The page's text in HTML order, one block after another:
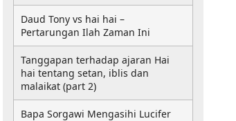
Daud Tony vs hai hai –
Pertarungan Ilah Zaman Ini
Tanggapan terhadap ajaran Hai
hai tentang setan, iblis dan
malaikat (part 2)
Bapa Sorgawi Mengasihi Lucifer